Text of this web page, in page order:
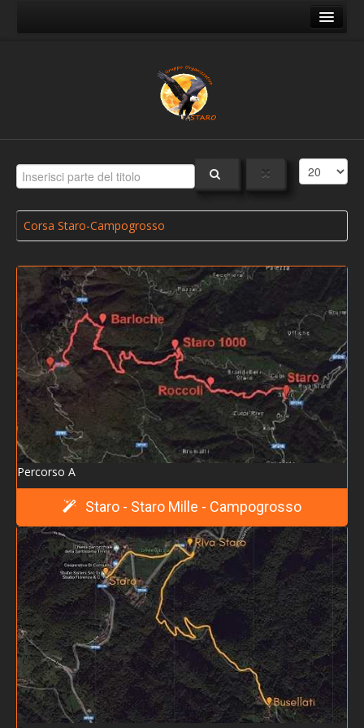
Foto
Staro un tempo
Staro ai giorni nostri
Il Natale a Staro
Sentieri
Sentiero A - Staro - Staro Mille - Campogrosso
Sentiero B - Staro - Riva Staro - Busellati
Sentiero C - Staro - Molin del Broca - Sericati -
Offiche
Sentiero D - Staro - Fonte Jolanda - Contrà Stedile
Sentiero E - Staro Mille - Ossario del Pasubio
Sentiero F - Contrà Gecchelini - Contrà Stedile -
Malunga
Eventi
Camminare, più salute divertendosi!
> Archivio iniziative passate
> Gita in val di Non e le sue bellezze
> Quattro passi nella storia...
> Festa della SS.Trinità
> La Valle dell'Agno nella Grande Guerra
Corsa Staro-Campogrosso
Percorso A
Staro - Staro Mille - Campogrosso